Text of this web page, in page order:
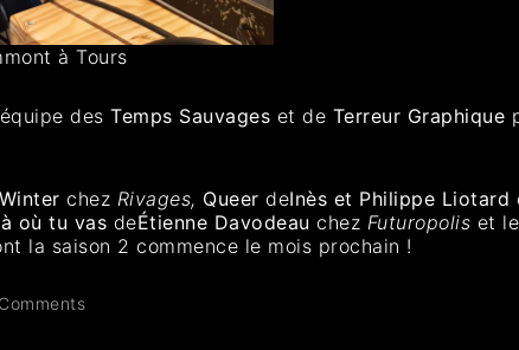
à Tours
desTemps Sauvages et de Terreur Graphique
chez Rivages, Queer deInès et Philippe Liotard
où tu vas deÉtienne Davodeau chez Futuropolis et
la saison 2 commence le mois prochain !
Comments